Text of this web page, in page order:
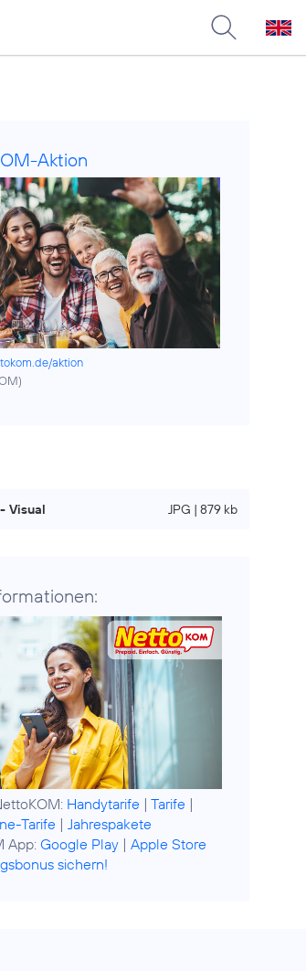
Aktion
aktion
)
Visual JPG | 879 kb
Handytarife |Tarife |
Tarife |Jahrespakete
App:Google Play |Apple Store
sichern!